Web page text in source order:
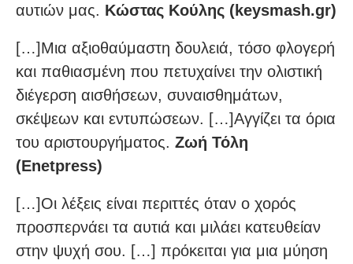
αυτιών μας. Κώστας Κούλης (keysmash.gr)
[…]Mια αξιοθαύμαστη δουλειά, τόσο φλογερή
και παθιασμένη που πετυχαίνει την ολιστική
διέγερση αισθήσεων, συναισθημάτων,
σκέψεων και εντυπώσεων. […]Αγγίζει τα όρια
του αριστουργήματος. Ζωή Τόλη
(Enetpress)
[…]Οι λέξεις είναι περιττές όταν ο χορός
προσπερνάει τα αυτιά και μιλάει κατευθείαν
στην ψυχή σου. […] πρόκειται για μια μύηση